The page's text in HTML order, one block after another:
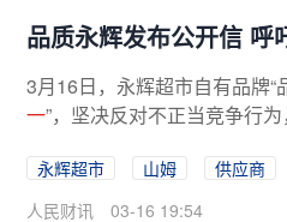
品质永辉发布公开信 呼
3月16日，永辉超市自有品牌
一”，坚决反对不正当竞争行
永辉超市 山姆
供应商
人民财讯
03-16 19:54